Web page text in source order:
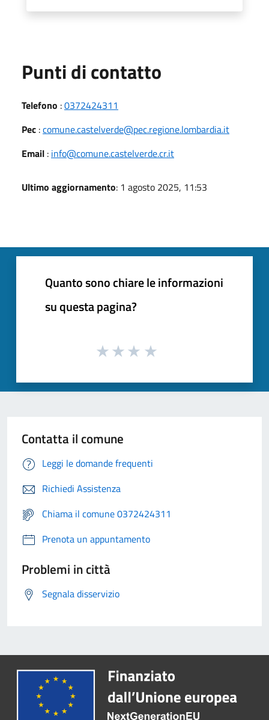
Punti di contatto
Telefono :0372424311
Pec :comune.castelverde@pec.regione.lombardia.it
Email : info@comune.castelverde.cr.it
Ultimo aggiornamento: 1 agosto 2025, 11:53
Quanto sono chiare le informazioni
su questa pagina?
Contatta il comune
Leggi le domande frequenti
Richiedi Assistenza
Chiama il comune 0372424311
Prenota un appuntamento
Problemi in città
Segnala disservizio